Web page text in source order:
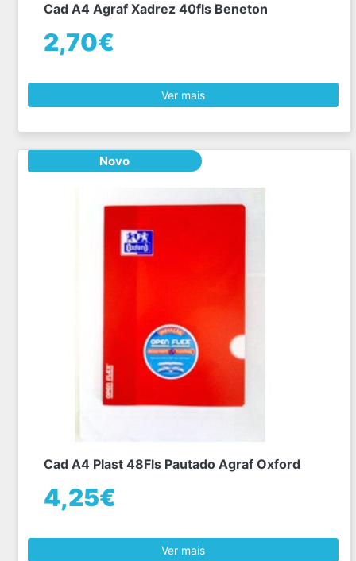
Cad A4 Agraf Xadrez 40fls Beneton
2,70€
Ver mais
Novo
Cad A4 Plast 48Fls Pautado Agraf Oxford
4,25€
Ver mais